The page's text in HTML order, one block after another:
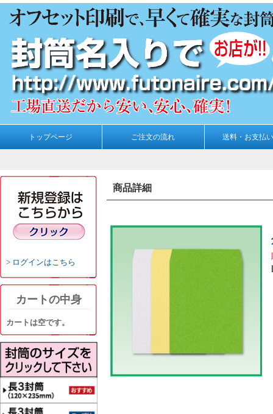
トップページ ご注文の流れ 送料・お支払
ログインはこちら
カートの中身
カートは空です。
商品詳細